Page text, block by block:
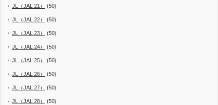
JL（JAL 21） (50)
JL（JAL 22） (50)
JL（JAL 23） (50)
JL（JAL 24） (50)
JL（JAL 25） (50)
JL（JAL 26） (50)
JL（JAL 27） (50)
JL（JAL 28） (50)